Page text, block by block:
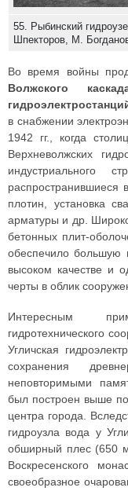
55. Рыбинский
Шпекторов, М.
Во время войны
Волжского
в снабжении
1942 гг., когда
Верхневолжских
индустриального
распространившиеся
плотин, установка
арматуры и др.
бетонных плит-
обеспечило большую
высоком качестве и
черты в облик
Интересным
гидротехнического
Угличская
сохранения
неповторимыми
был построен выше
центра города.
гидроузла вода у
обширный плес (650
Воскресенского
своеобразное